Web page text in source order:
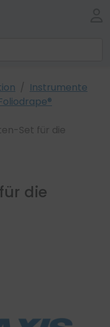
Instrumente
Set für die
die